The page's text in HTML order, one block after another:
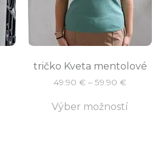
tričko Kveta mentolové
49.90 € – 59.90 €
Výber možností